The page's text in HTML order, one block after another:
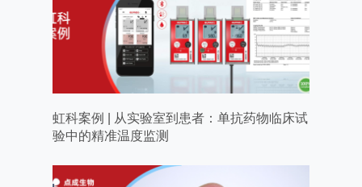
虹科案例 | 从实验室到患者：单抗药物临床试
验中的精准温度监测